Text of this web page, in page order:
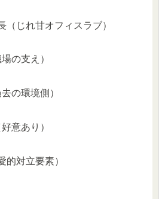
（じれ甘オフィスラブ）
の支え）
の環境側）
意あり）
的対立要素）